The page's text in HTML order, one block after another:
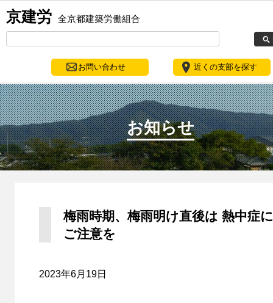
京建労 全京都建築労働組合
お問い合わせ 近くの支部を探す
お知らせ
梅雨時期、梅雨明け直後は 熱中症に
ご注意を
2023年6月19日